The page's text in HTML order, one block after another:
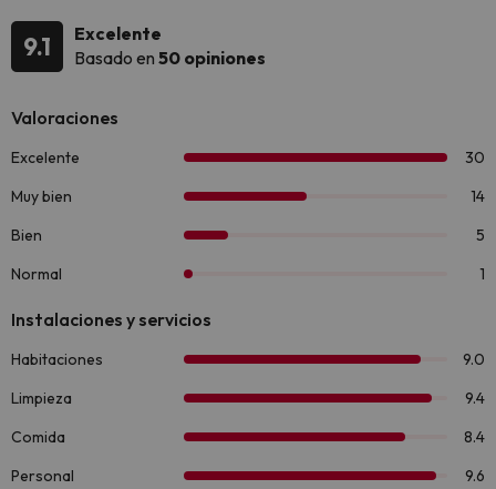
9.1
Excelente
Basado en 50 opiniones